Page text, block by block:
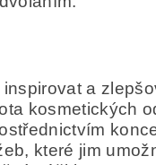
a
kosmetických
které jim